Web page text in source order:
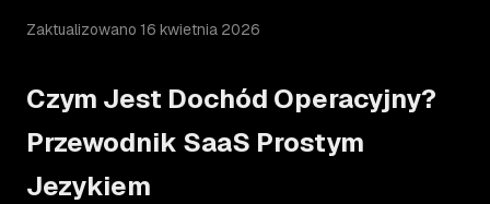
Zaktualizowano 16 kwietnia 2026
Czym Jest Dochód Operacyjny?
Przewodnik SaaS Prostym
Jezykiem